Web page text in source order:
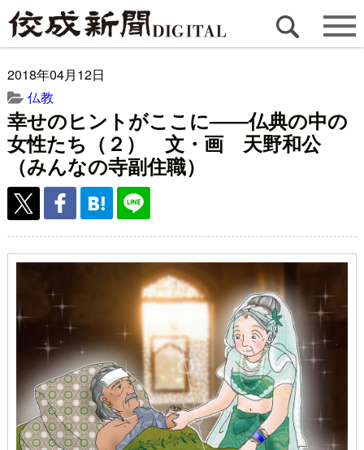
2018年04月12日
仏教
幸せのヒントがここに――仏典の中の
女性たち（２） 文・画 天野和公
（みんなの寺副住職）